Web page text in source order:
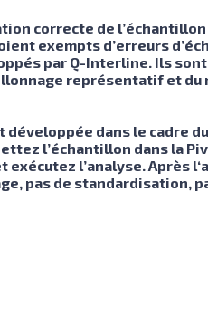
correcte de l’échantillon
exempts d’erreurs
par Q-Interline. Ils
représentatif et
dans le cadre
l’échantillon dans la
l’analyse. Après
pas de standardisation,